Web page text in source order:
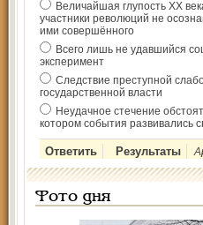
Величайшая глупость ХХ
участники революций не
ими совершённого
Всего лишь не удавшийся
эксперимент
Следствие преступной
государственной власти
Неудачное стечение
котором события развивались
Фото дня